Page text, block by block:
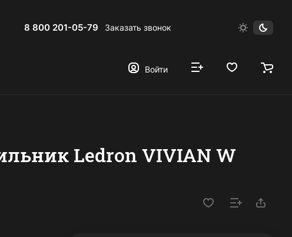
8 800 201-05-79 Заказать звонок
Войти
Ledron VIVIAN W